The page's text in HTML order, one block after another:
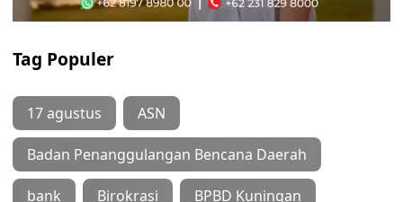
Tag Populer
17 agustus ASN
Badan Penanggulangan Bencana Daerah
bank Birokrasi BPBD Kuningan